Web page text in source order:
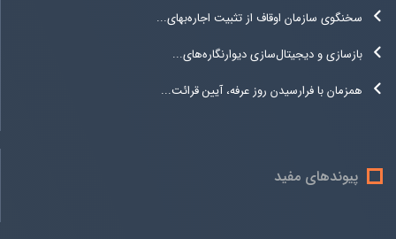
سخنگوی سازمان اوقاف از تثبیت اجاره‌بهای...
بازسازی و دیجیتال‌سازی دیوارنگاره‌های...
همزمان با فرارسیدن روز عرفه، آیین قرائت...
پیوندهای مفید